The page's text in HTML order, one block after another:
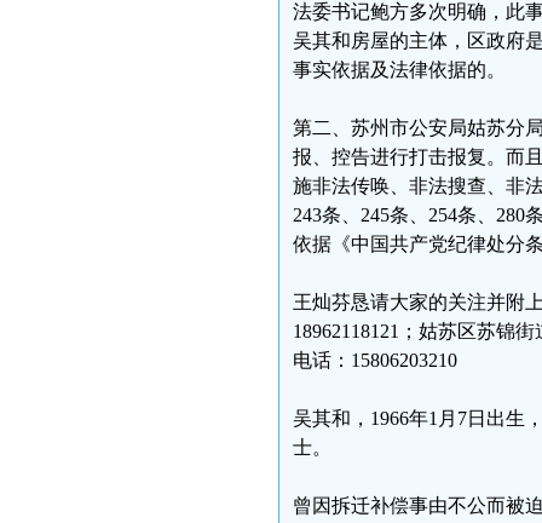
法委书记鲍方多次明确，此
吴其和房屋的主体，区政府
事实依据及法律依据的。
第二、苏州市公安局姑苏分
报、控告进行打击报复。而
施非法传唤、非法搜查、非
243条、245条、254条、280
依据《中国共产党纪律处分
王灿芬恳请大家的关注并附
18962118121；姑苏区苏锦
电话：15806203210
吴其和，1966年1月7日出生
士。
曾因拆迁补偿事由不公而被